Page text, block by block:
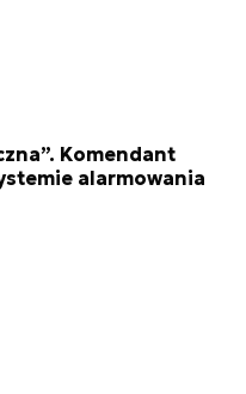
Komendant
alarmowania